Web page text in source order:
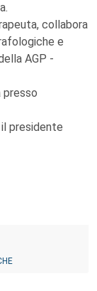
collabora
e
AGP -
presso
presidente